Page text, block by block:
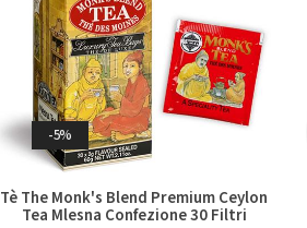
-5%
Tè The Monk's Blend Premium Ceylon
Tea Mlesna Confezione 30 Filtri